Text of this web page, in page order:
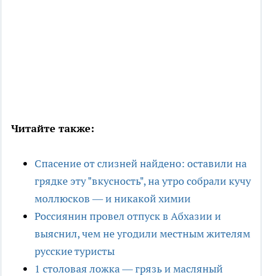
Читайте также:
Спасение от слизней найдено: оставили на
грядке эту "вкусность", на утро собрали кучу
моллюсков — и никакой химии
Россиянин провел отпуск в Абхазии и
выяснил, чем не угодили местным жителям
русские туристы
1 столовая ложка — грязь и масляный